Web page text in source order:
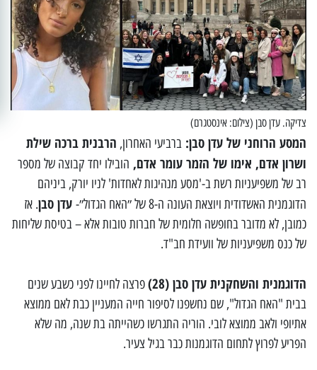
צדיקה. עדן סבן (צילום: אינסטגרם)
המסע הרוחני של עדן סבן: ברביעי האחרון, הרבנית ברכה שילת
ושרון אדם, אימו של הזמר עומר אדם, הובילו יחד קבוצה של מספר
רב של משפיעניות רשת ב-'מסע מנהיגות לאחדות' לניו יורק, ביניהם
הדוגמנית האשדודית ויוצאת העונה ה-8 של ״האח הגדול״-
עדן סבן. אז
כמובן, לא מדובר בחופשה חלומית של חברות טובות אלא – בטיסת שליחות
של כנס משפיעניות של וועידת חב"ד.
הדוגמנית והשחקנית עדן סבן (28)
פרצה לחיינו לפני כשבע שנים
בבית "האח הגדול", שם נחשפנו לסיפור חייה המעניין כבת לאם ממוצא
אתיופי ולאב ממוצא לובי. הוריה התגרשו כשהייתה בת שנה, מה שלא
הפריע לפרוץ לתחום הדוגמנות כבר בגיל צעיר.